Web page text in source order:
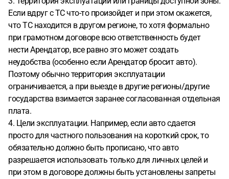
Если вдруг с ТС что-то произойдет и при этом окажется,
что ТС находится в другом регионе, то хотя формально
при грамотном договоре всю ответственность будет
нести Арендатор, все равно это может создать
неудобства (особенно если Арендатор бросит авто).
Поэтому обычно территория эксплуатации
ограничивается, а при выезде в другие регионы/другие
государства взимается заранее согласованная отдельная
плата.
4. Цели эксплуатации. Например, если авто сдается
просто для частного пользования на короткий срок, то
обязательно должно быть прописано, что авто
разрешается использовать только для личных целей и
при этом в договоре должны быть установлены запреты